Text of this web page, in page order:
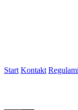
Start Kontakt